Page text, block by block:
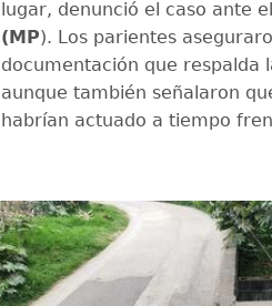
lugar, denunció el caso ante el
(MP). Los parientes
documentación que respalda
aunque también señalaron
habrían actuado a tiempo